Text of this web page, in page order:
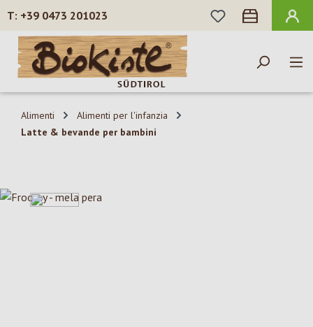
Passa al contenuto principale
+39 0473 201023
HAI 0 ARTICOLI
Alimenti
Alimenti per l'infanzia
Latte & bevande per bambini
Salta la galleria di immagini